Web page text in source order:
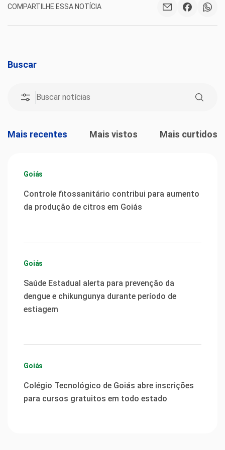
COMPARTILHE ESSA NOTÍCIA
Buscar
Mais recentes Mais vistos Mais curtidos
Goiás
Controle fitossanitário contribui para aumento
da produção de citros em Goiás
Goiás
Saúde Estadual alerta para prevenção da
dengue e chikungunya durante período de
estiagem
Goiás
Colégio Tecnológico de Goiás abre inscrições
para cursos gratuitos em todo estado